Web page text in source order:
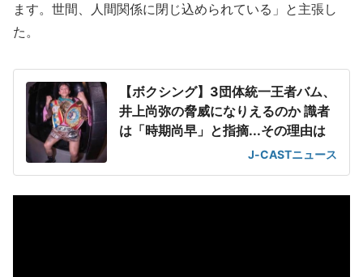
ます。世間、人間関係に閉じ込められている」と主張し
た。
【ボクシング】3団体統一王者バム、
井上尚弥の脅威になりえるのか 識者
は「時期尚早」と指摘...その理由は
J-CASTニュース